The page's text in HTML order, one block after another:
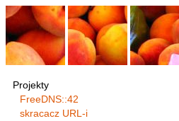
Projekty
FreeDNS::42
skracacz URL-i